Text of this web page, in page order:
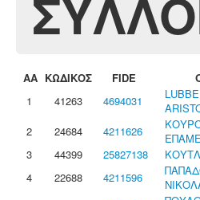
ΑΑ ΚΩΔΙΚΟΣ FIDE
1
41263 4694031
2
24684 4211626
3
44399 25827138
4
22688 4211596